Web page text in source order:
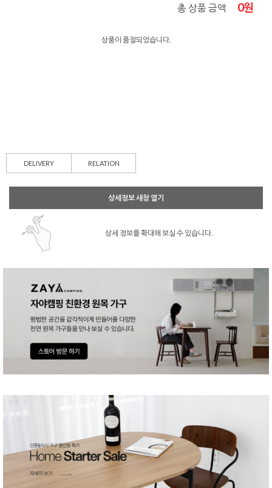
총 상품 금액 0원
상품이 품절되었습니다.
DELIVERY RELATION
상세정보 새창 열기
상세 정보를 확대해 보실 수 있습니다.